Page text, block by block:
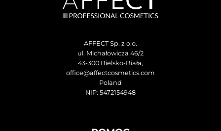
AFFECT Sp. z o.o.
ul. Michałowicza 46/2
43-300 Bielsko-Biała,
office@affectcosmetics.com
Poland
NIP: 5472154948